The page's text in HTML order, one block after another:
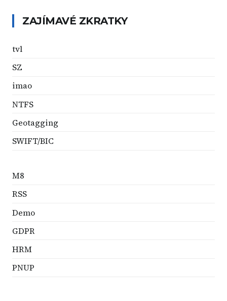
ZAJÍMAVÉ ZKRATKY
tvl
SZ
imao
NTFS
Geotagging
SWIFT/BIC
M8
RSS
Demo
GDPR
HRM
PNUP